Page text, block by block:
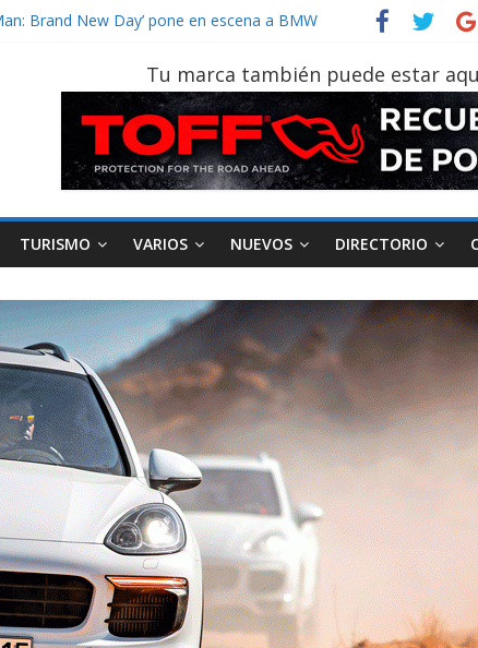
gana protagonismo a la hora de decidir
vehículo si permanece varios días sin usar?
edición 47ª, recorre 7 provincias en 8 días
Bolden para cubrir las rutas de La Vuelta
Tu marca también puede estar
TURISMO VARIOS NUEVOS DIRECTORIO
Varios
con tu
usar?
AEADE Industria Motociclismo
Movilidad
Campaña busca cambiar
destino de los
en la región